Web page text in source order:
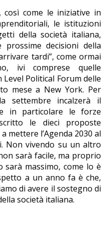
come le iniziative in
le istituzioni
della società italiana,
decisioni della
tardi”, come ormai
ivi comprese quelle
Political Forum delle
mese a New York. Per
settembre incalzerà il
in particolare le forze
le dieci proposte
mettere l’Agenda 2030 al
Non vivendo su un altro
sarà facile, ma proprio
massimo, come lo è
a un anno fa è che,
di avere il sostegno di
società italiana.